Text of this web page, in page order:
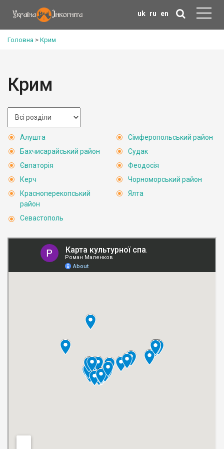
uk ru en
Головна > Крим
Крим
Алушта
Бахчисарайський район
Євпаторія
Керч
Красноперекопський
район
Севастополь
Сімферопольський район
Судак
Феодосія
Чорноморський район
Ялта